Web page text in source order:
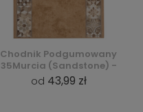
Chodnik Podgumowany
35Murcia (Sandstone) -
od 43,99 zł